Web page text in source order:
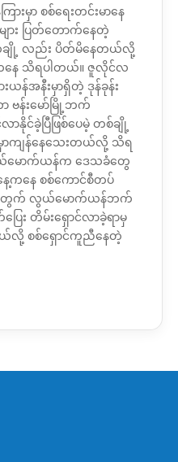
ြားမှာ စစ်ရေးတင်းမာနေ
ား ပြတ်တောက်နေတဲ့
ချို့ လည်း ပိတ်မိနေတယ်လို့
နေ သိရပါတယ်။ ဇူလိုင်လ
ယန်အနီးမှာရှိတဲ့ ဒုန်ခုန်း
ဗန်းမော်မြို့ဘက်
နိုင်ခဲ့ပြီဖြစ်ပေမဲ့ တစ်ချို့
မှာကျန်နေသေးတယ်လို့ သိရ
မောက်ယန်က ဒေသခံတွေ
ကနေ စစ်ကောင်စီတပ်
အတွက် လွယ်မောက်ယန်ဘက်
ေး တိမ်းရှောင်လာခဲ့ရာမှ
လို့ စစ်ရှောင်ကူညီနေတဲ့